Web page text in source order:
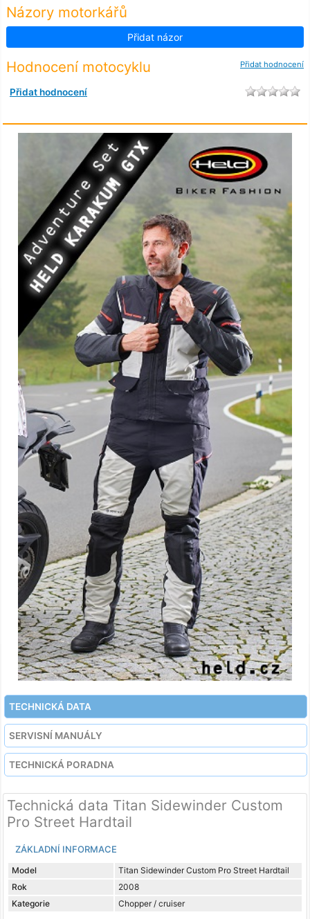
Názory motorkářů
Přidat názor
Přidat hodnocení
Hodnocení motocyklu
Přidat hodnocení
TECHNICKÁ DATA
SERVISNÍ MANUÁLY
TECHNICKÁ PORADNA
Technická data Titan Sidewinder Custom
Pro Street Hardtail
ZÁKLADNÍ INFORMACE
Model
Titan Sidewinder Custom Pro Street Hardtail
Rok
2008
Kategorie
Chopper / cruiser